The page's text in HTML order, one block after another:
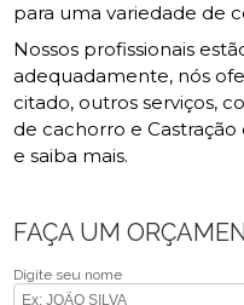
para uma variedade de
Nossos profissionais
adequadamente, nós
citado, outros serviços,
de cachorro e Castração
e saiba mais.
FAÇA UM
Digite seu nome